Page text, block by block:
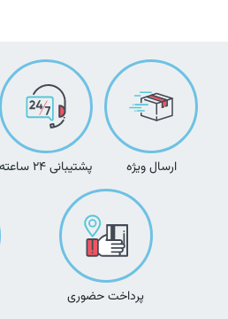
ارسال ویژه پشتیبانی ۲۴ ساعته
پرداخت حضوری